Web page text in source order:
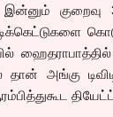
இன்னும்
தான் அங்கு